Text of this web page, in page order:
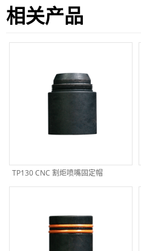
相关产品
TP130 CNC 割炬喷嘴固定帽